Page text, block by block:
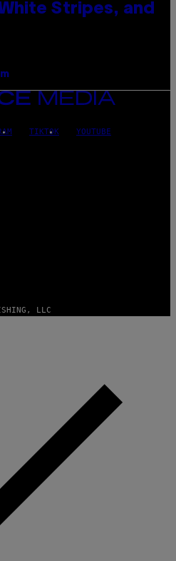
Stripes, and
TIKTOK YOUTUBE
LLC